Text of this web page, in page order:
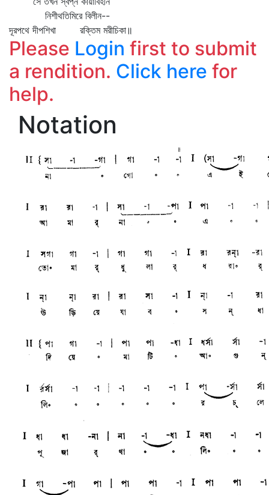
নিশীথতিমিরে বিলীন--
দূরপথে দীপশিখা রক্তিম মরীচিকা॥
Please Login first to submit
a rendition. Click here for
help.
Notation